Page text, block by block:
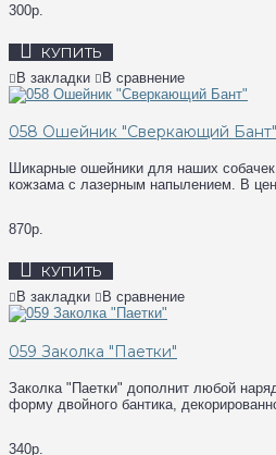
300р.
КУПИТЬ
В закладки В сравнение
058 Ошейник "Сверкающий Бант"
Шикарные ошейники для наших
кожзама с лазерным напылением. В
870р.
КУПИТЬ
В закладки В сравнение
059 Заколка "Паетки"
Заколка "Паетки" дополнит любой
форму двойного бантика,
340р.